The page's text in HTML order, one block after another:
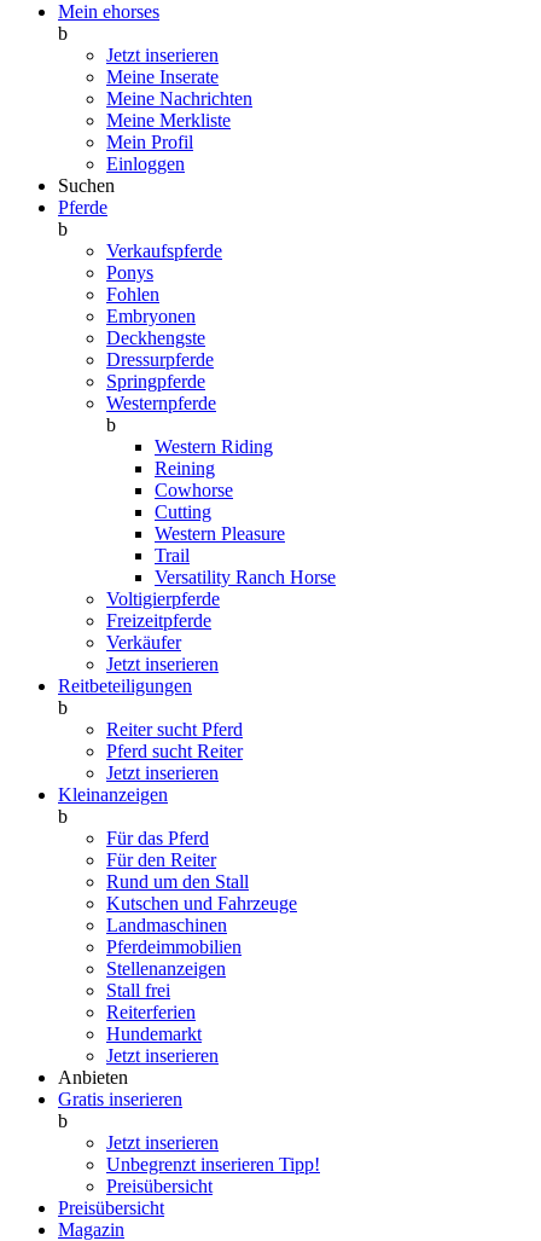
Mein ehorses
b
Jetzt inserieren
Meine Inserate
Meine Nachrichten
Meine Merkliste
Mein Profil
Einloggen
Suchen
Pferde
b
Verkaufspferde
Ponys
Fohlen
Embryonen
Deckhengste
Dressurpferde
Springpferde
Westernpferde
b
Western Riding
Reining
Cowhorse
Cutting
Western Pleasure
Trail
Versatility Ranch Horse
Voltigierpferde
Freizeitpferde
Verkäufer
Jetzt inserieren
Reitbeteiligungen
b
Reiter sucht Pferd
Pferd sucht Reiter
Jetzt inserieren
Kleinanzeigen
b
Für das Pferd
Für den Reiter
Rund um den Stall
Kutschen und Fahrzeuge
Landmaschinen
Pferdeimmobilien
Stellenanzeigen
Stall frei
Reiterferien
Hundemarkt
Jetzt inserieren
Anbieten
Gratis inserieren
b
Jetzt inserieren
Unbegrenzt inserieren Tipp!
Preisübersicht
Preisübersicht
Magazin